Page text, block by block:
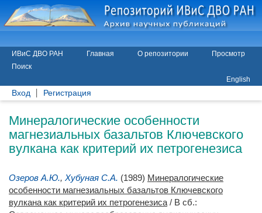
ИВиС ДВО РАН Главная О репозитории
Просмотр
Поиск
English
Вход Регистрация
Минералогические особенности
магнезиальных базальтов Ключевского
вулкана как критерий их петрогенезиса
Озеров А.Ю., Хубуная С.А. (1989) Минералогические
особенности магнезиальных базальтов Ключевского
вулкана как критерий их петрогенезиса / В сб.: